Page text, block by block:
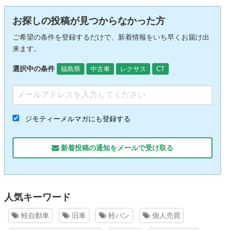
お探しの投稿が見つからなかった方
ご希望の条件を登録するだけで、新着情報をいち早くお届け出
来ます。
選択中の条件 福島県 中古車 レクサス CT
ジモティーメルマガにも登録する
新着投稿の通知をメールで受け取る
人気キーワード
軽自動車 旧車 軽バン 個人売買